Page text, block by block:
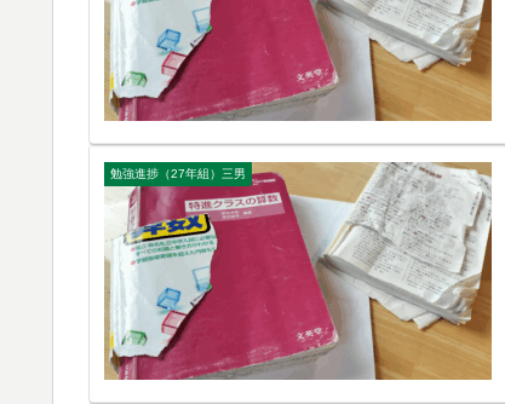
勉強進捗（27年組）三男